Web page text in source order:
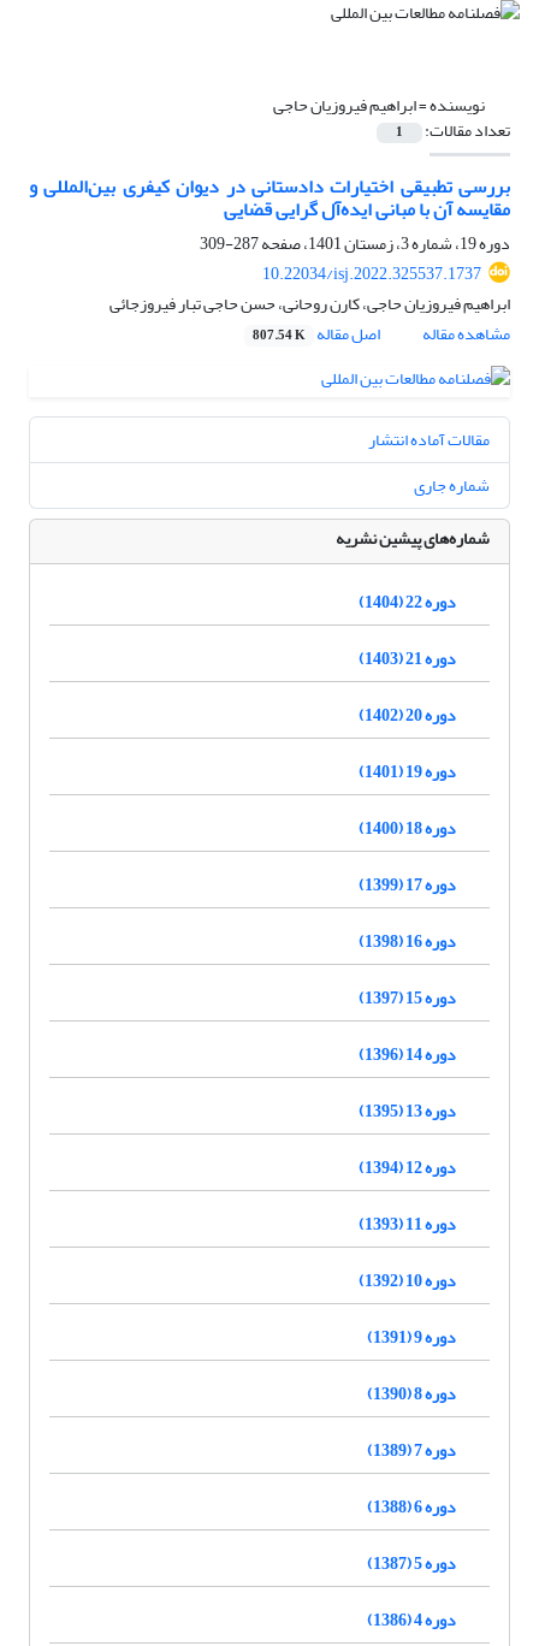
نویسنده =ابراهیم فیروزیان حاجی
تعداد مقالات: 1
بررسی تطبیقی اختیارات دادستانی در دیوان کیفری بین‌المللی و
مقایسه آن با مبانی ایده‌آل گرایی قضایی
دوره 19، شماره 3، زمستان 1401، صفحه
287-309
10.22034/isj.2022.325537.1737
ابراهیم فیروزیان حاجی، کارن روحانی، حسن حاجی تبار فیروزجائی
مشاهده مقاله
اصل مقاله 807.54 K
مقالات آماده انتشار
شماره جاری
شماره‌های پیشین نشریه
دوره 22 (1404)
دوره 21 (1403)
دوره 20 (1402)
دوره 19 (1401)
دوره 18 (1400)
دوره 17 (1399)
دوره 16 (1398)
دوره 15 (1397)
دوره 14 (1396)
دوره 13 (1395)
دوره 12 (1394)
دوره 11 (1393)
دوره 10 (1392)
دوره 9 (1391)
دوره 8 (1390)
دوره 7 (1389)
دوره 6 (1388)
دوره 5 (1387)
دوره 4 (1386)